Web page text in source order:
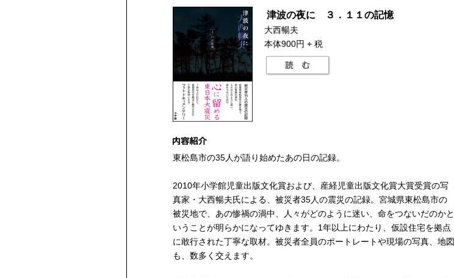
津波の夜に ３．１１の記憶
大西暢夫
本体900円 + 税
東松島市の35人が語り始めたあの日の記録。
2010年小学館児童出版文化賞および、産経児童出版文化賞大賞受賞の写
真家・大西暢夫氏による、被災者35人の震災の記録。宮城県東松島市の
被災地で、あの惨禍の渦中、人々がどのように迷い、命をつないだのかと
いうことが明らかになってゆきます。1年以上にわたり、仮設住宅を拠点
に敢行された丁寧な取材。被災者全員のポートレートや現場の写真、地図
も、数多く交えます。